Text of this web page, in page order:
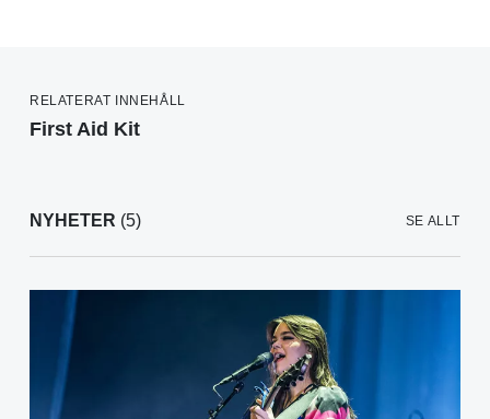
RELATERAT INNEHÅLL
First Aid Kit
NYHETER (5) SE ALLT